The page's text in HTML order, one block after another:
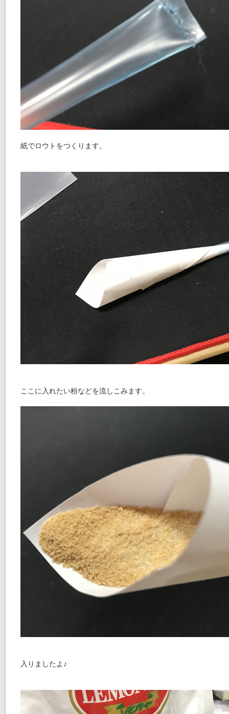
紙でロウトをつくります。
ここに入れたい粉などを流しこみます。
入りましたよ♪